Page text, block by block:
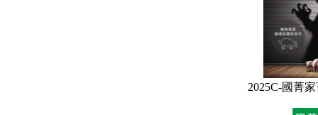
2025C-國菁